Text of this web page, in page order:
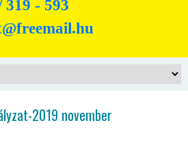
319 - 593
2019 november